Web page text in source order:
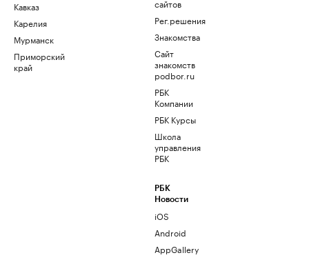
Кавказ
Карелия
Мурманск
Приморский
край
сайтов
Рег.решения
Знакомства
Сайт
знакомств
podbor.ru
РБК
Компании
РБК Курсы
Школа
управления
РБК
РБК
Новости
iOS
Android
AppGallery